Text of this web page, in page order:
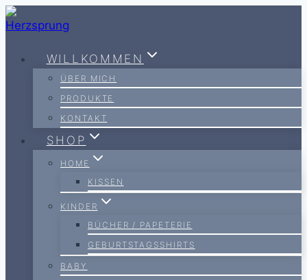
Zum
Inhalt
springen
WILLKOMMEN
ÜBER MICH
PRODUKTE
KONTAKT
SHOP
HOME
KISSEN
KINDER
BÜCHER / PAPETERIE
GEBURTSTAGSSHIRTS
BABY